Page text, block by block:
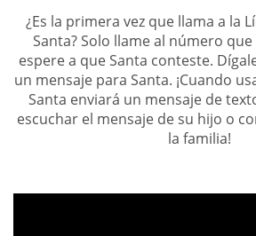
¿Es la primera vez que llama a la
Santa? Solo llame al número
espere a que Santa conteste.
un mensaje para Santa. ¡Cuando
Santa enviará un mensaje de
escuchar el mensaje de su hijo o
la familia!